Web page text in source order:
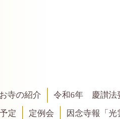
お寺の紹介 令和6年 慶讃法
定
定例会 因念寺報「光